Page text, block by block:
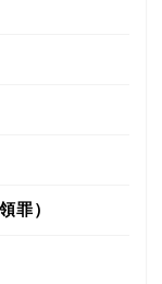
罪）